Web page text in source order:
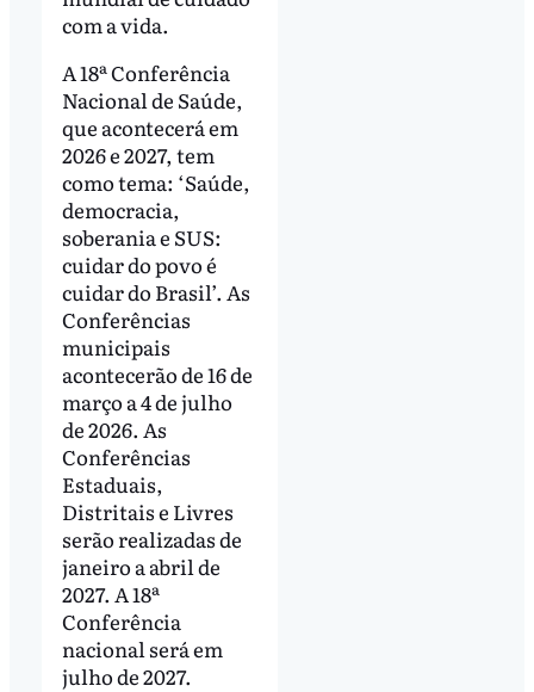
com a vida.
A 18ª Conferência
Nacional de Saúde,
que acontecerá em
2026 e 2027, tem
como tema: ‘Saúde,
democracia,
soberania e SUS:
cuidar do povo é
cuidar do Brasil’. As
Conferências
municipais
acontecerão de 16 de
março a 4 de julho
de 2026. As
Conferências
Estaduais,
Distritais e Livres
serão realizadas de
janeiro a abril de
2027. A 18ª
Conferência
nacional será em
julho de 2027.